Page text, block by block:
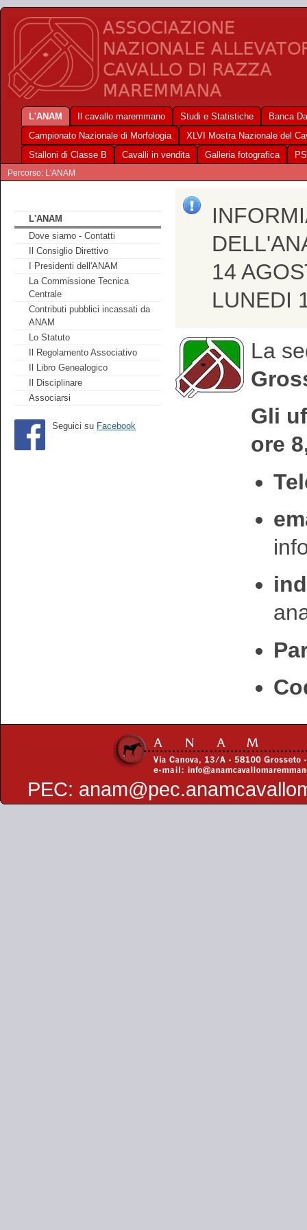
L'ANAM Il cavallo maremmano Studi e Statistiche
Banca
Campionato Nazionale di Morfologia
XLVI Mostra Nazionale del
Stalloni di Classe B
Cavalli in vendita Galleria fotografica
Percorso: L'ANAM
L'ANAM
Dove siamo - Contatti
Il Consiglio Direttivo
I Presidenti dell'ANAM
La Commissione Tecnica
Centrale
Contributi pubblici incassati da
ANAM
Lo Statuto
Il Regolamento Associativo
Il Libro Genealogico
Il Disciplinare
Associarsi
Seguici su Facebook
14
LUNEDI
La
Gli
ore
PEC: